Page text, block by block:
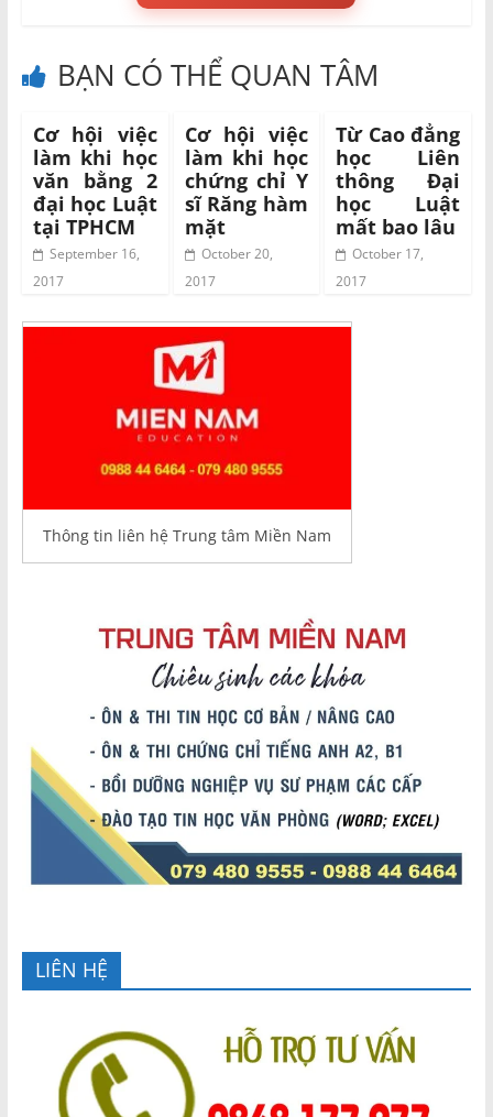
BẠN CÓ THỂ QUAN TÂM
Cơ hội việc
làm khi học
văn bằng 2
đại học Luật
tại TPHCM
September 16,
2017
Cơ hội việc
làm khi học
chứng chỉ Y
sĩ Răng hàm
mặt
October 20,
2017
Từ Cao đẳng
học Liên
thông Đại
học Luật
mất bao lâu
October 17,
2017
Thông tin liên hệ Trung tâm Miền Nam
LIÊN HỆ